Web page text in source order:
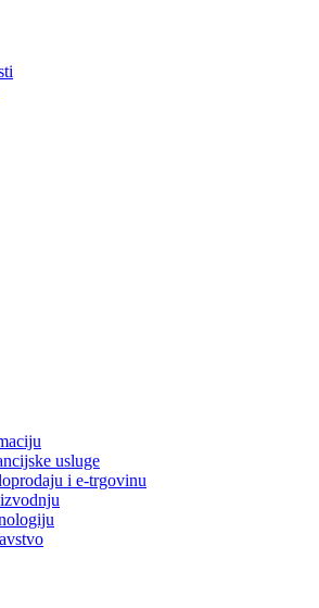
usluge
i e-trgovinu